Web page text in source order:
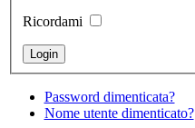
Ricordami
Password dimenticata?
Nome utente dimenticato?